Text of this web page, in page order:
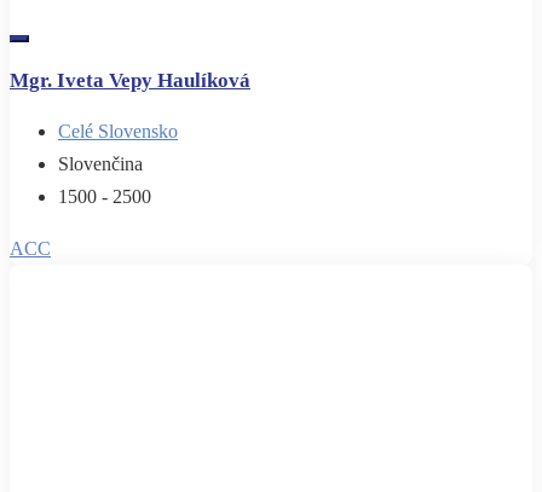
Mgr. Iveta Vepy Haulíková
Celé Slovensko
Slovenčina
1500 - 2500
ACC